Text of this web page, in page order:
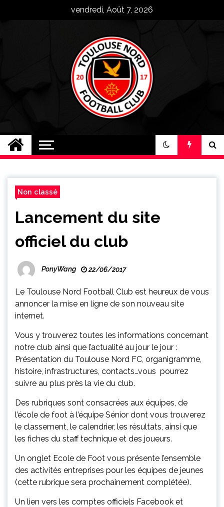
vendredi, Août 7, 2026
Toulouse Nord FC
Plus qu'un club, une famille !
Non classé
Lancement du site
officiel du club
PonyWang 22/06/2017
Le Toulouse Nord Football Club est heureux de vous
annoncer la mise en ligne de son nouveau site
internet.
Vous y trouverez toutes les informations concernant
notre club ainsi que l’actualité au jour le jour :
Présentation du Toulouse Nord FC, organigramme,
histoire, infrastructures, contacts…vous pourrez
suivre au plus près la vie du club.
Des rubriques sont consacrées aux équipes, de
l’école de foot à l’équipe Sénior dont vous trouverez
le classement, le calendrier, les résultats, ainsi que
les fiches du staff technique et des joueurs.
Un onglet Ecole de Foot vous présente l’ensemble
des activités entreprises pour les équipes de jeunes
(cette rubrique sera prochainement complétée).
Un lien vers les comptes officiels Facebook et